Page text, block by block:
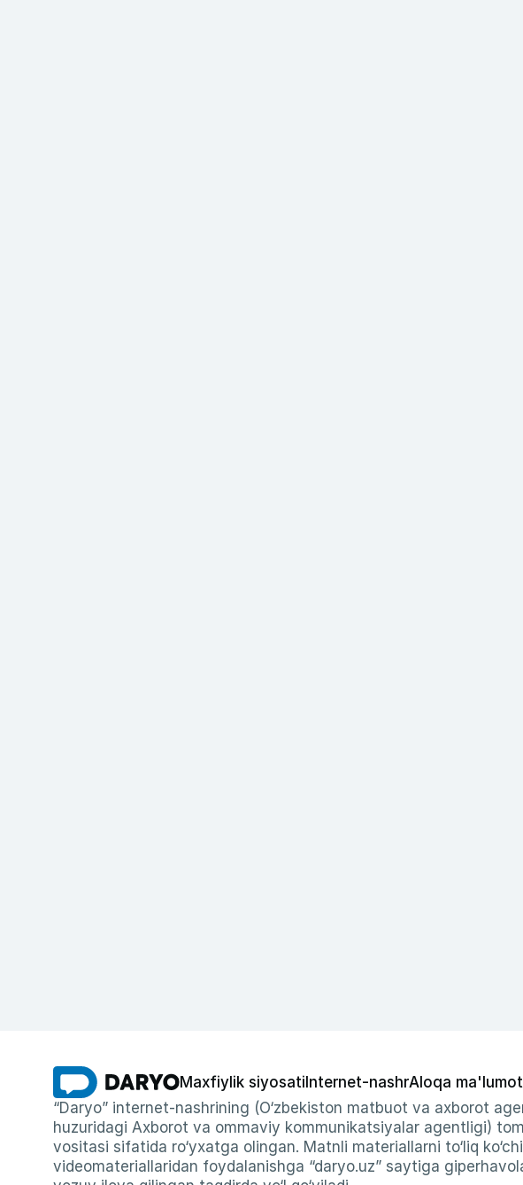
Maxfiylik siyosati Internet-nashrAloqa
“Daryo” internet-nashrining (O‘zbekiston matbuot va axborot
huzuridagi Axborot va ommaviy kommunikatsiyalar agentligi)
vositasi sifatida ro‘yxatga olingan. Matnli materiallarni to‘liq
videomateriallaridan foydalanishga “daryo.uz” saytiga